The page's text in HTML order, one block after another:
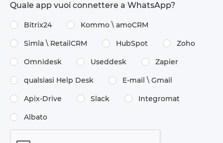
Quale app vuoi connettere a WhatsApp?
Bitrix24 Kommo \​ amoCRM
Simla \​ RetailCRM HubSpot Zoho
Omnidesk Useddesk Zapier
qualsiasi Help Desk E-mail \​ Gmail
Apix-Drive Slack Integromat
Albato